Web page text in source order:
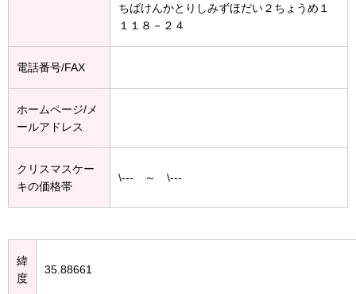
ちばけんかとりしみずほだい２ちょうめ１
１１８－２４
電話番号/FAX
ホームページ/メ
ールアドレス
クリスマスケー
キの価格帯
\--- ～ \---
緯
度
35.88661